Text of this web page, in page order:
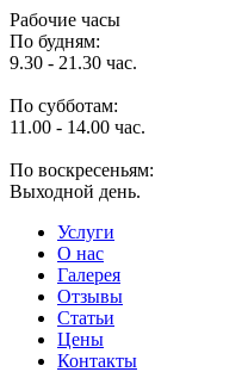
Рабочие часы
По будням:
9.30 - 21.30 час.
По субботам:
11.00 - 14.00 час.
По воскресеньям:
Выходной день.
Услуги
O нас
Галерея
Отзывы
Статьи
Цены
Контакты